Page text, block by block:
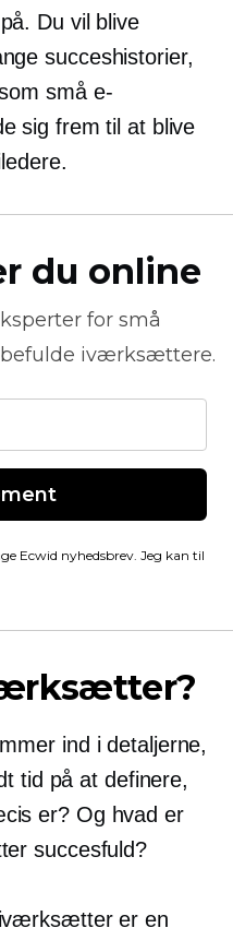
Du vil blive
succeshistorier,
små e-
sig frem til at blive
du online
for små
iværksættere.
Ecwid nyhedsbrev. Jeg kan til
ind i detaljerne,
tid på at definere,
er? Og hvad er
succesfuld?
er en